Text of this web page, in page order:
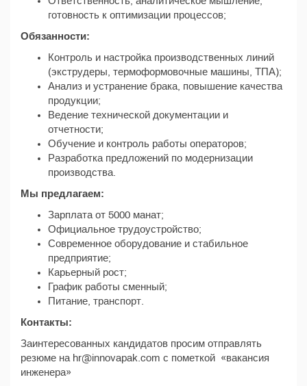
готовность к оптимизации процессов;
Обязанности:
Контроль и настройка производственных линий
(экструдеры, термоформовочные машины, ТПА);
Анализ и устранение брака, повышение качества
продукции;
Ведение технической документации и
отчетности;
Обучение и контроль работы операторов;
Разработка предложений по модернизации
производства.
Мы предлагаем:
Зарплата от 5000 манат;
Официальное трудоустройство;
Современное оборудование и стабильное
предприятие;
Карьерный рост;
График работы сменный;
Питание, транспорт.
Контакты:
Заинтересованных кандидатов просим отправлять
резюме на hr@innovapak.com с пометкой «вакансия
инженера»